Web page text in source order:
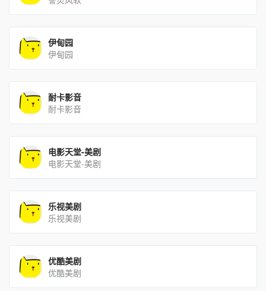
伊甸园
伊甸园
耐卡影音
耐卡影音
电影天堂-美剧
电影天堂-美剧
乐视美剧
乐视美剧
优酷美剧
优酷美剧